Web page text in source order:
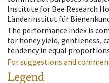
Institute for Bee Research
Länderinstitut für
The performance index is
for honey yield, gentleness,
tendency in equal
For suggestions and
Legend